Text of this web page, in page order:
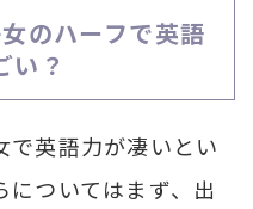
のハーフで英語
い？
で英語力が凄いとい
ついてはまず、出